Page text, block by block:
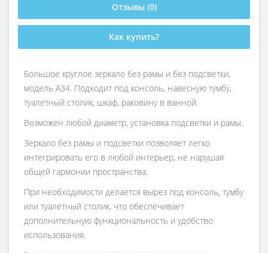
Отзывы (0)
Как купить?
Большое круглое зеркало без рамы и без подсветки,
модель А34. Подходит под консоль, навесную тумбу,
туалетный столик, шкаф, раковину в ванной.
Возможен любой диаметр, установка подсветки и рамы.
Зеркало без рамы и подсветки позволяет легко
интегрировать его в любой интерьер, не нарушая
общей гармонии пространства.
При необходимости делается вырез под консоль, тумбу
или туалетный столик, что обеспечивает
дополнительную функциональность и удобство
использования.